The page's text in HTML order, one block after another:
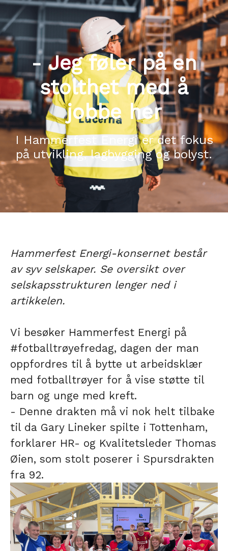
- Jeg føler på en
stolthet med å
jobbe her
I Hammerfest Energi er det fokus
på utvikling, lagbygging og bolyst.
Hammerfest Energi-konsernet består
av syv selskaper. Se oversikt over
selskapsstrukturen lenger ned i
artikkelen.
Vi besøker Hammerfest Energi på
#fotballtrøyefredag, dagen der man
oppfordres til å bytte ut arbeidsklær
med fotballtrøyer for å vise støtte til
barn og unge med kreft.
- Denne drakten må vi nok helt tilbake
til da Gary Lineker spilte i Tottenham,
forklarer HR- og Kvalitetsleder Thomas
Øien, som stolt poserer i Spursdrakten
fra 92.